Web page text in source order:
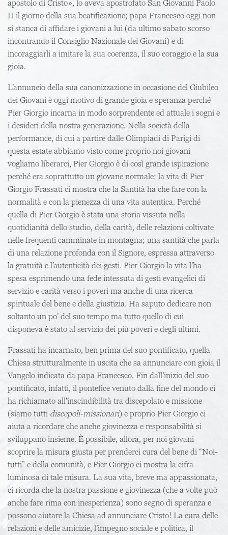
apostolo di Cristo», lo aveva apostrofato San Giovanni Paolo
II il giorno della sua beatificazione; papa Francesco oggi non
si stanca di affidare i giovani a lui (da ultimo sabato scorso
incontrando il Consiglio Nazionale dei Giovani) e di
incoraggiarli a imitare la sua coerenza, il suo coraggio e la sua
gioia.
L’annuncio della sua canonizzazione in occasione del Giubileo
dei Giovani è oggi motivo di grande gioia e speranza perché
Pier Giorgio incarna in modo sorprendente ed attuale i sogni e
i desideri della nostra generazione. Nella società della
performance, di cui a partire dalle Olimpiadi di Parigi di
questa estate abbiamo visto come proprio noi giovani
vogliamo liberarci, Pier Giorgio è di così grande ispirazione
perché era soprattutto un giovane normale: la vita di Pier
Giorgio Frassati ci mostra che la Santità ha che fare con la
normalità e con la pienezza di una vita autentica. Perché
quella di Pier Giorgio è stata una storia vissuta nella
quotidianità dello studio, della carità, delle relazioni coltivate
nelle frequenti camminate in montagna; una santità che parla
di una relazione profonda con il Signore, espressa attraverso
la gratuità e l’autenticità dei gesti. Pier Giorgio la vita l’ha
spesa esprimendo una fede intessuta di gesti evangelici di
servizio e carità verso i poveri ma anche di una ricerca
spirituale del bene e della giustizia. Ha saputo dedicare non
soltanto un po’ del suo tempo ma tutto quello di cui
disponeva è stato al servizio dei più poveri e degli ultimi.
Frassati ha incarnato, ben prima del suo pontificato, quella
Chiesa strutturalmente in uscita che sa annunciare con gioia il
Vangelo indicata da papa Francesco. Fin dall’inizio del suo
pontificato, infatti, il pontefice venuto dalla fine del mondo ci
ha richiamato all'inscindibilità tra discepolato e missione
(siamo tutti discepoli-missionari) e proprio Pier Giorgio ci
aiuta a ricordare che anche giovinezza e responsabilità si
sviluppano insieme. È possibile, allora, per noi giovani
scoprire la misura giusta per prenderci cura del bene di “Noi-
tutti” e della comunità, e Pier Giorgio ci mostra la cifra
luminosa di tale misura. La sua vita, breve ma appassionata,
ci ricorda che la nostra passione e giovinezza (che a volte può
anche fare rima con inesperienza) sono segno di speranza e
possono aiutare la Chiesa ad annunciare Cristo! La cura delle
relazioni e delle amicizie, l’impegno sociale e politica, il